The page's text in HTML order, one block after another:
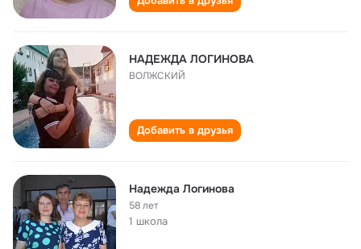
НАДЕЖДА ЛОГИНОВА
ВОЛЖСКИЙ
Добавить в друзья
Надежда Логинова
58 лет
1 школа